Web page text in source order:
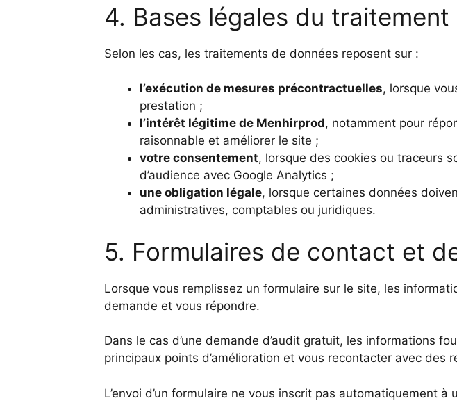
4. Bases légales du traitement
Selon les cas, les traitements de données reposent sur :
l’exécution de mesures précontractuelles, lorsque
prestation ;
l’intérêt légitime de Menhirprod, notamment pour
raisonnable et améliorer le site ;
votre consentement, lorsque des cookies ou traceurs
d’audience avec Google Analytics ;
une obligation légale, lorsque certaines données
administratives, comptables ou juridiques.
5. Formulaires de contact et
Lorsque vous remplissez un formulaire sur le site, les
demande et vous répondre.
Dans le cas d’une demande d’audit gratuit, les informations
principaux points d’amélioration et vous recontacter avec des
L’envoi d’un formulaire ne vous inscrit pas automatiquement